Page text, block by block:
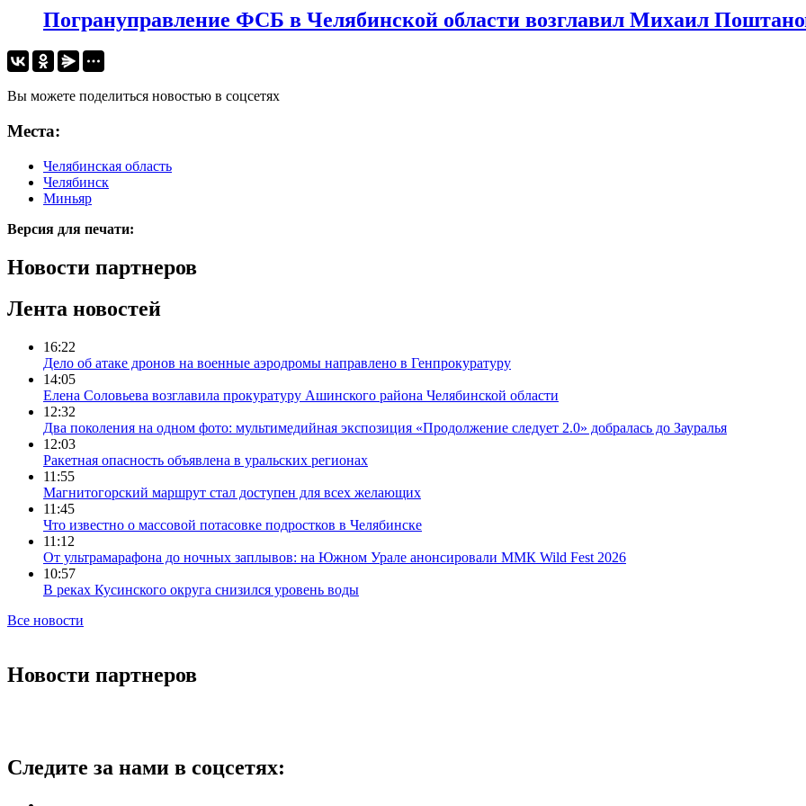
Погрануправление ФСБ в Челябинской области возглавил Михаил
Вы можете поделиться новостью в соцсетях
Места:
Челябинская область
Челябинск
Миньяр
Версия для печати:
Новости партнеров
Лента новостей
16:22
Дело об атаке дронов на военные аэродромы направлено в Генпрокуратуру
14:05
Елена Соловьева возглавила прокуратуру Ашинского района Челябинской области
12:32
Два поколения на одном фото: мультимедийная экспозиция «Продолжение следует 2.0» добралась до Зауралья
12:03
Ракетная опасность объявлена в уральских регионах
11:55
Магнитогорский маршрут стал доступен для всех желающих
11:45
Что известно о массовой потасовке подростков в Челябинске
11:12
От ультрамарафона до ночных заплывов: на Южном Урале анонсировали ММК Wild Fest 2026
10:57
В реках Кусинского округа снизился уровень воды
Все новости
Новости партнеров
Следите за нами в соцсетях: